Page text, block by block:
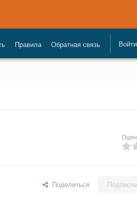
Правила Обратная связь Войти
Поделиться